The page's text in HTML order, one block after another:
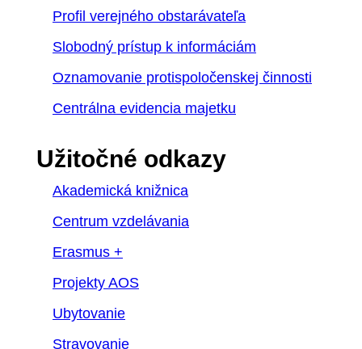
Profil verejného obstarávateľa
Slobodný prístup k informáciám
Oznamovanie protispoločenskej činnosti
Centrálna evidencia majetku
Užitočné odkazy
Akademická knižnica
Centrum vzdelávania
Erasmus +
Projekty AOS
Ubytovanie
Stravovanie